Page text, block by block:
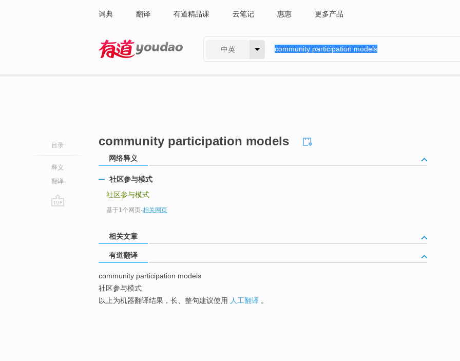
词典 翻译 有道精品课 云笔记 惠惠 更多产品
中英
目录
释义
翻译
community participation models
网络释义
社区参与模式
社区参与模式
基于1个网页-相关网页
相关文章
有道翻译
community participation models
社区参与模式
以上为机器翻译结果，长、整句建议使用 人工翻译 。